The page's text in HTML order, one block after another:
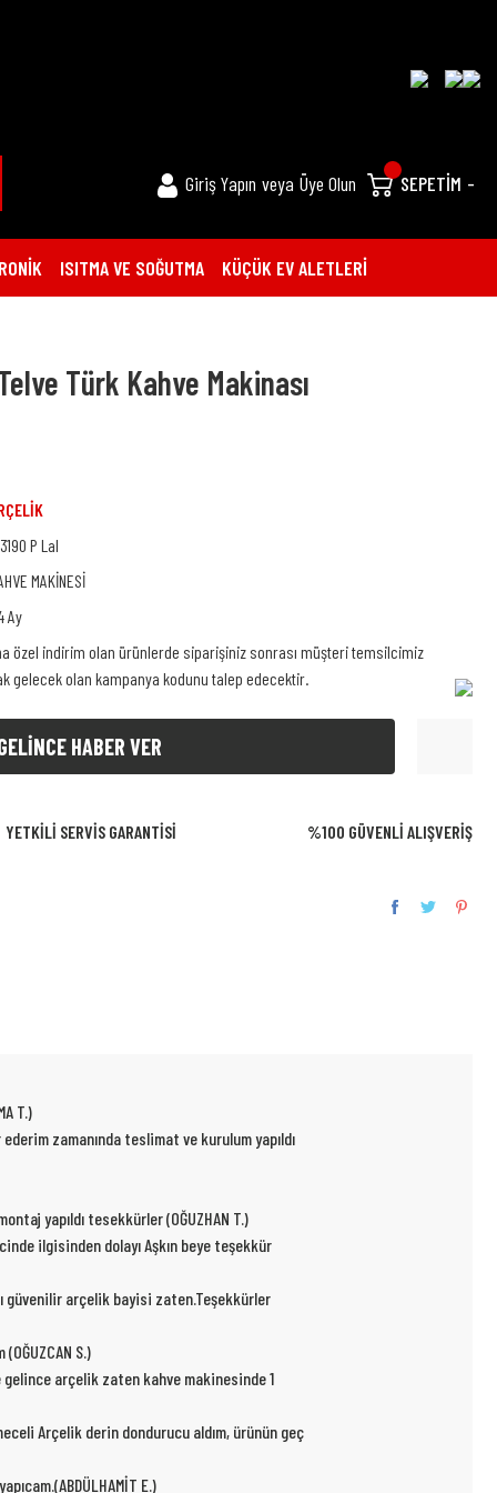
Giriş Yapın veya Üye Olun SEPETİM -
ISITMA VE SOĞUTMA KÜÇÜK EV ALETLERİ
Türk Kahve Makinası
P Lal
MAKİNESİ
Ay
özel indirim olan ürünlerde siparişiniz sonrası müşteri temsilcimiz
gelecek olan kampanya kodunu talep edecektir.
HABER VER
YETKİLİ SERVİS GARANTİSİ %100 GÜVENLİ ALIŞVERİŞ
T.)
zamanında teslimat ve kurulum yapıldı
yapıldı tesekkürler (OĞUZHAN T.)
ilgisinden dolayı Aşkın beye teşekkür
güvenilir arçelik bayisi zaten.Teşekkürler
S.)
arçelik zaten kahve makinesinde 1
Arçelik derin dondurucu aldım, ürünün geç
E.)